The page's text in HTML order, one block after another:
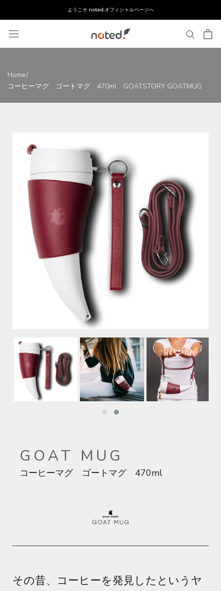
し
ようこそ noted.オフィシャルページへ
Home/
コーヒーマグ ゴートマグ 470ml GOATSTORY GOATMUG
GOAT MUG
コーヒーマグ ゴートマグ 470ml
その昔、コーヒーを発見したというヤ